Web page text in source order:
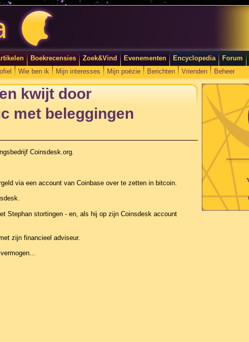
Boekrecensies Zoek&Vind Evenementen Encyclopedia Forum
Wie ben ik Mijn interesses Mijn poëzie Berichten Vrienden Beheer
kwijt door
met beleggingen
Coinsdesk.org.
via een account van Coinbase over te zetten in bitcoin.
Stephan stortingen - en, als hij op zijn Coinsdesk account
zijn financieel adviseur.